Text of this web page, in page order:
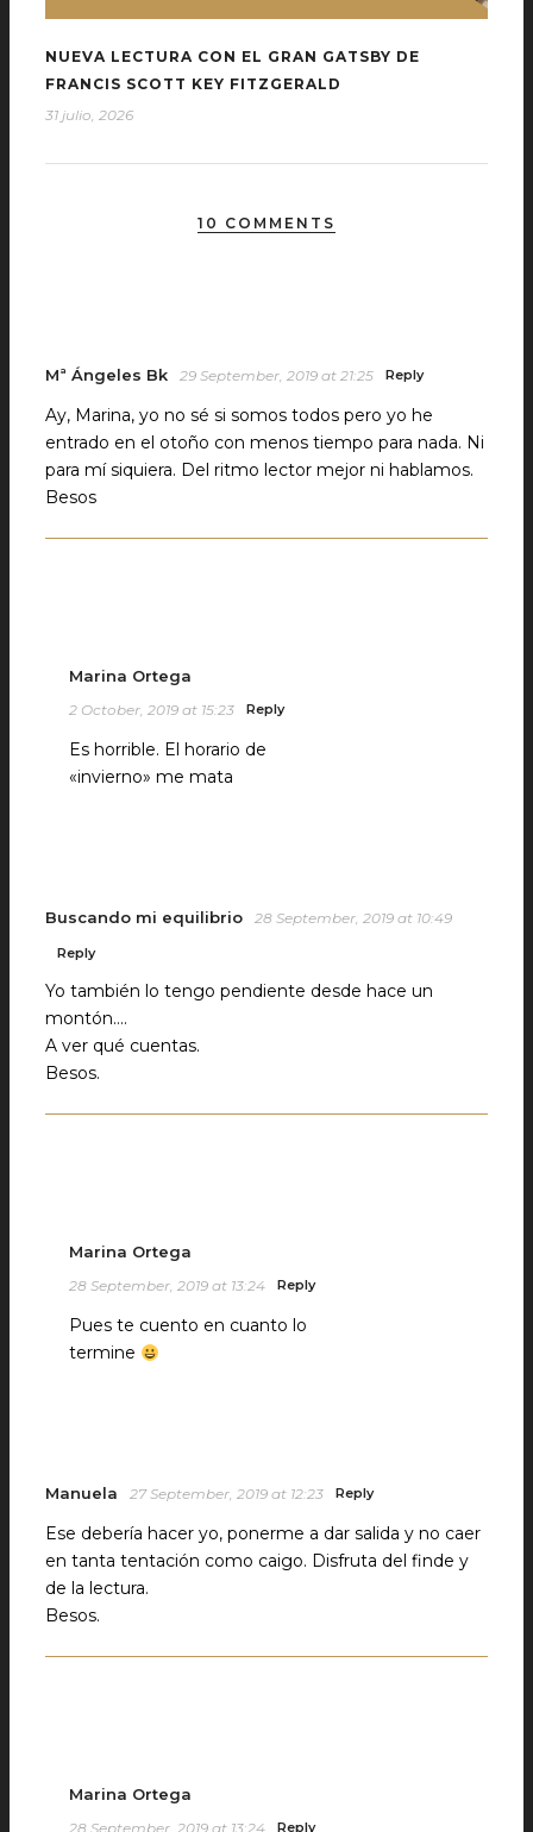
NUEVA LECTURA CON EL GRAN GATSBY DE
FRANCIS SCOTT KEY FITZGERALD
31 julio, 2026
10 COMMENTS
Mª Ángeles Bk 29 September, 2019 at 21:25 Reply
Ay, Marina, yo no sé si somos todos pero yo he
entrado en el otoño con menos tiempo para nada. Ni
para mí siquiera. Del ritmo lector mejor ni hablamos.
Besos
Marina Ortega
2 October, 2019 at 15:23 Reply
Es horrible. El horario de
«invierno» me mata
Buscando mi equilibrio 28 September, 2019 at 10:49
Reply
Yo también lo tengo pendiente desde hace un
montón….
A ver qué cuentas.
Besos.
Marina Ortega
28 September, 2019 at 13:24 Reply
Pues te cuento en cuanto lo
termine
Manuela 27 September, 2019 at 12:23 Reply
Ese debería hacer yo, ponerme a dar salida y no caer
en tanta tentación como caigo. Disfruta del finde y
de la lectura.
Besos.
Marina Ortega
28 September, 2019 at 13:24 Reply